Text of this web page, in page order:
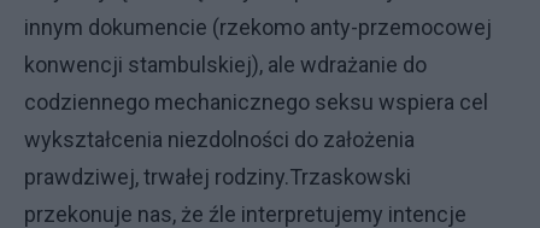
innym dokumencie (rzekomo anty-przemocowej
konwencji stambulskiej), ale wdrażanie do
codziennego mechanicznego seksu wspiera cel
wykształcenia niezdolności do założenia
prawdziwej, trwałej rodziny.Trzaskowski
przekonuje nas, że źle interpretujemy intencje